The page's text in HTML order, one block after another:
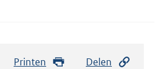
Printen Delen